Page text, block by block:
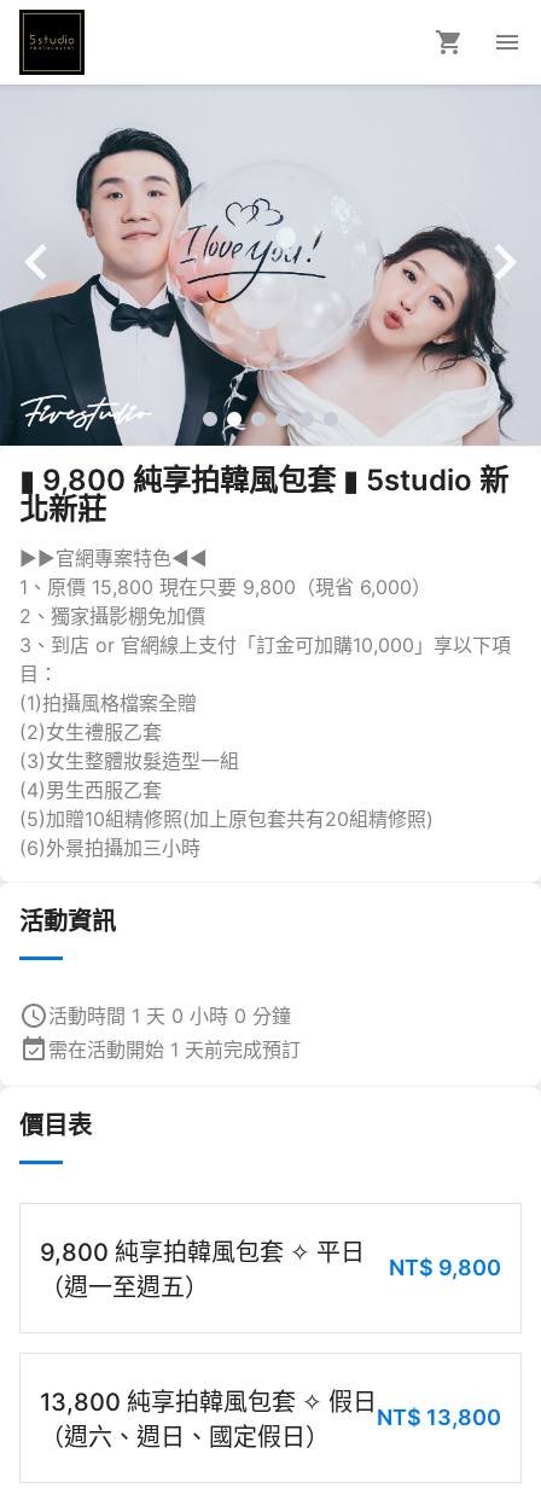
▮ 9,800 純享拍韓風包套 ▮ 5studio 新
北新莊
▶▶官網專案特色◀◀
1、原價 15,800 現在只要 9,800（現省 6,000）
2、獨家攝影棚免加價
3、到店 or 官網線上支付「訂金可加購10,000」享以下項
目：
(1)拍攝風格檔案全贈
(2)女生禮服乙套
(3)女生整體妝髮造型一組
(4)男生西服乙套
(5)加贈10組精修照(加上原包套共有20組精修照)
(6)外景拍攝加三小時
活動資訊
活動時間 1 天 0 小時 0 分鐘
需在活動開始 1 天前完成預訂
價目表
9,800 純享拍韓風包套 ✧ 平日
（週一至週五）
NT$ 9,800
13,800 純享拍韓風包套 ✧ 假日
（週六、週日、國定假日）
NT$ 13,800